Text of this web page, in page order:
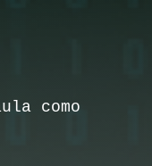
como